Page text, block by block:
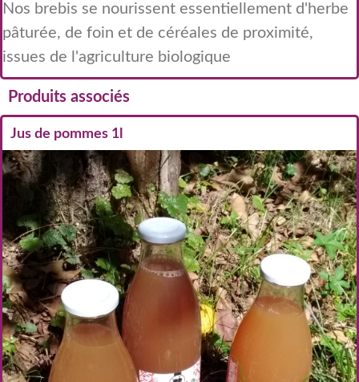
Nos brebis se nourissent essentiellement d'herbe
pâturée, de foin et de céréales de proximité,
issues de l'agriculture biologique
Produits associés
Jus de pommes 1l